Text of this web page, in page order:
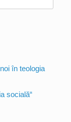
în teologia
socială“